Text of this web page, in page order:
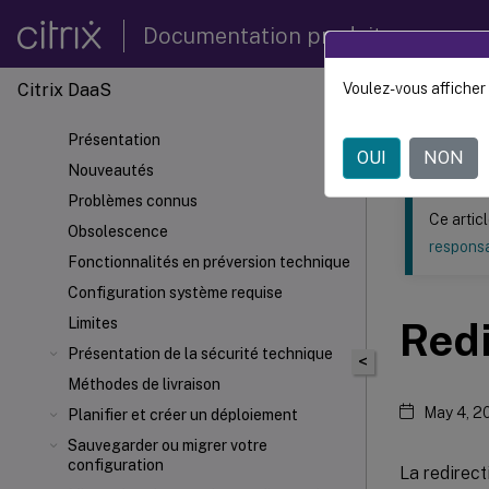
Documentation produit
Citrix DaaS
Présentation
Nouveautés
Problèmes connus
Obsolescence
Fonctionnalités en préversion technique
Configuration système requise
Limites
Présentation de la sécurité technique
Méthodes de livraison
Planifier et créer un déploiement
Sauvegarder ou migrer votre
configuration
Ce contenu a
Citrix
<
Ce
May 4,
La
Voulez-vous
OUI NON